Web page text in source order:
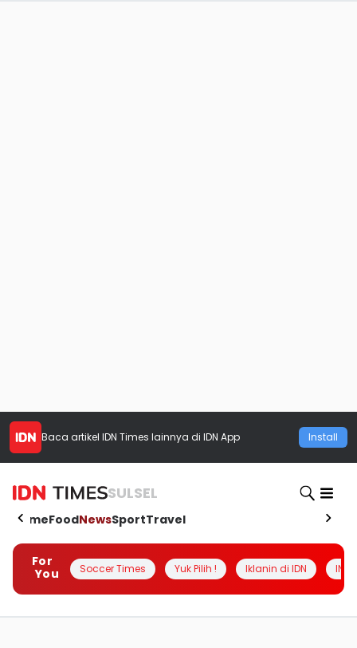
Baca artikel IDN Times lainnya di IDN App Install
SULSEL
HomeFoodNewsSportTravel
For
You
Soccer Times Yuk Pilih ! Iklanin di IDN